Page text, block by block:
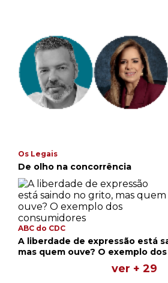
Os Legais
De olho na concorrência
ABC do CDC
A liberdade de expressão está
mas quem ouve? O exemplo
ver + 29